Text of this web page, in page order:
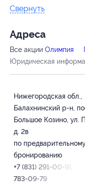
Свернуть
Адресa
Все акции Олимпия
Юридическая
Нижегородская обл.,
Балахнинский р-н,
Большое Козино, ул.
д. 2в
по
бронированию
+7 (831) 291-00-91, +7
783-09-79